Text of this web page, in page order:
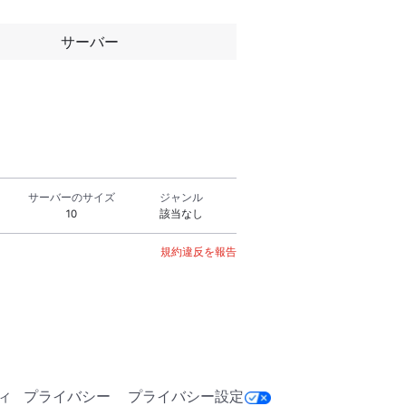
サーバー
サーバーのサイズ
10
ジャンル
該当なし
規約違反を報告
プライバシー プライバシー設定